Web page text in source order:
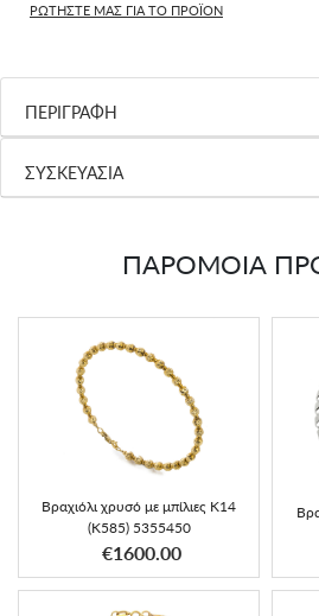
ΡΩΤΗΣΤΕ ΜΑΣ ΓΙΑ ΤΟ ΠΡΟΪΟΝ
ΠΕΡΙΓΡΑΦΗ
ΣΥΣΚΕΥΑΣΙΑ
ΠΑΡΟΜΟΙΑ
Βραχιόλι χρυσό με μπίλιες Κ14
(K585) 5355450
€1600.00